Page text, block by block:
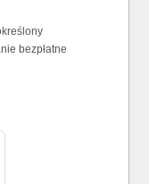
bezpłatne